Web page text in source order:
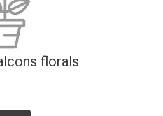
florals